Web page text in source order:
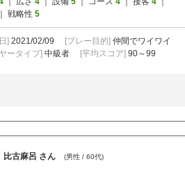
｜ 戦略性 5
] 2021/02/09 [プレー目的] 仲間でワイワイ
ータイプ] 中級者 [平均スコア] 90～99
比古麻呂 さん (男性 / 60代)